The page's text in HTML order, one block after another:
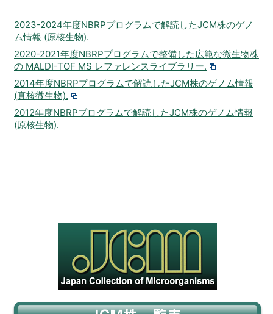
2023-2024年度NBRPプログラムで解読したJCM株のゲノ
ム情報 (原核生物).
2020-2021年度NBRPプログラムで整備した広範な微生物株
の MALDI-TOF MS レファレンスライブラリー.
2014年度NBRPプログラムで解読したJCM株のゲノム情報
(真核微生物).
2012年度NBRPプログラムで解読したJCM株のゲノム情報
(原核生物).